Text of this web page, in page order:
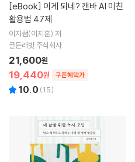
[eBook]
활용법 47제
이지쌤(이지훈) 저
골든래빗 주식회사
19,440원 쿠폰혜택가
21,600원
10.0 (15)